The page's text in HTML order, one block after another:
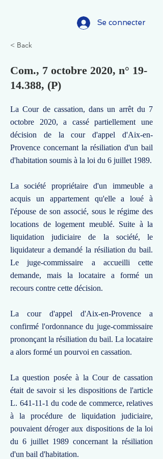
Se connecter
< Back
Com., 7 octobre 2020, n° 19-
14.388, (P)
La Cour de cassation, dans un arrêt du 7
octobre 2020, a cassé partiellement une
décision de la cour d'appel d'Aix-en-
Provence concernant la résiliation d'un bail
d'habitation soumis à la loi du 6 juillet 1989.
La société propriétaire d'un immeuble a
acquis un appartement qu'elle a loué à
l'épouse de son associé, sous le régime des
locations de logement meublé. Suite à la
liquidation judiciaire de la société, le
liquidateur a demandé la résiliation du bail.
Le juge-commissaire a accueilli cette
demande, mais la locataire a formé un
recours contre cette décision.
La cour d'appel d'Aix-en-Provence a
confirmé l'ordonnance du juge-commissaire
prononçant la résiliation du bail. La locataire
a alors formé un pourvoi en cassation.
La question posée à la Cour de cassation
était de savoir si les dispositions de l'article
L. 641-11-1 du code de commerce, relatives
à la procédure de liquidation judiciaire,
pouvaient déroger aux dispositions de la loi
du 6 juillet 1989 concernant la résiliation
d'un bail d'habitation.